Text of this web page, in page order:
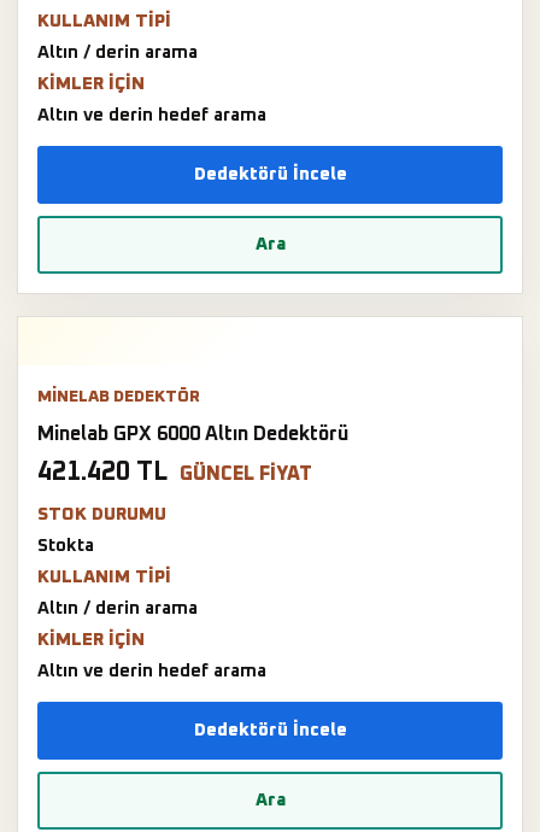
KULLANIM TIPI
Altın / derin arama
KIMLER IÇIN
Altın ve derin hedef arama
Dedektörü İncele
Ara
MINELAB DEDEKTÖR
Minelab GPX 6000 Altın Dedektörü
421.420 TL GÜNCEL FIYAT
STOK DURUMU
Stokta
KULLANIM TIPI
Altın / derin arama
KIMLER IÇIN
Altın ve derin hedef arama
Dedektörü İncele
Ara